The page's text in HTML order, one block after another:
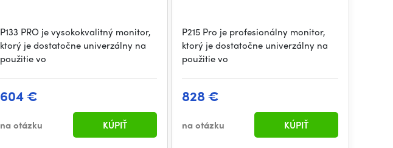
P133 PRO je vysokokvalitný monitor,
ktorý je dostatočne univerzálny na
použitie vo
604 €
na otázku KÚPIŤ
P215 Pro je profesionálny monitor,
ktorý je dostatočne univerzálny na
použitie vo
828 €
na otázku KÚPIŤ